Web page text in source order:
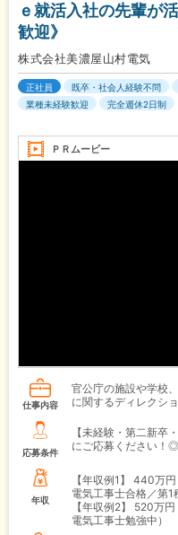
ｅ就活入社の先輩が
歓迎》
株式会社美濃屋山村電気
正社員 既卒・社会人経験不問
業種未経験歓迎
完全週休2日制
ＰＲムービー
仕事内容
官公庁の施設や学校
に関するディレクシ
応募条件
【未経験・第二新
にご応募ください！
年収
【年収例1】
440万円
電気工事士合格／第1
【年収例2】
520万円
電気工事士勉強中）